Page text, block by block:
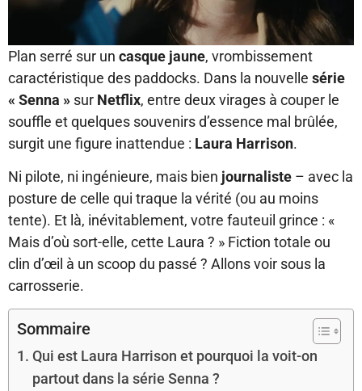
Plan serré sur un casque jaune, vrombissement
caractéristique des paddocks. Dans la nouvelle série
« Senna » sur Netflix, entre deux virages à couper le
souffle et quelques souvenirs d’essence mal brûlée,
surgit une figure inattendue : Laura Harrison.
Ni pilote, ni ingénieure, mais bien journaliste – avec la
posture de celle qui traque la vérité (ou au moins
tente). Et là, inévitablement, votre fauteuil grince : «
Mais d’où sort-elle, cette Laura ? » Fiction totale ou
clin d’œil à un scoop du passé ? Allons voir sous la
carrosserie.
Sommaire
Qui est Laura Harrison et pourquoi la voit-on
partout dans la série Senna ?